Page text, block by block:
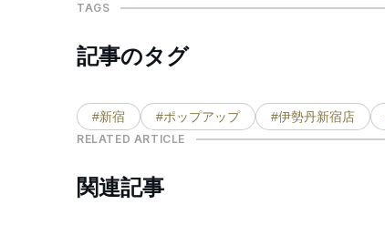
TAGS
記事のタグ
#新宿 #ポップアップ #伊勢丹新宿店
RELATED ARTICLE
関連記事